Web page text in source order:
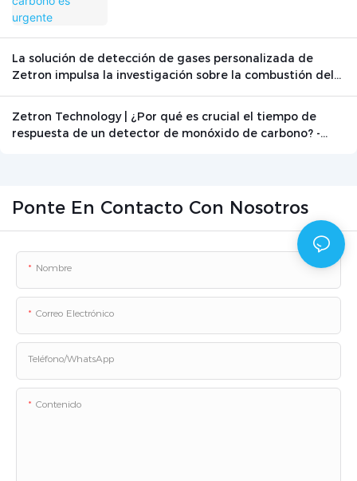
La solución de detección de gases personalizada de
Zetron impulsa la investigación sobre la combustión del
Zetron Technology | ¿Por qué es crucial el tiempo de
respuesta de un detector de monóxido de carbono? -
Ponte En Contacto Con Nosotros
Nombre
Correo Electrónico
Teléfono/WhatsApp
Contenido